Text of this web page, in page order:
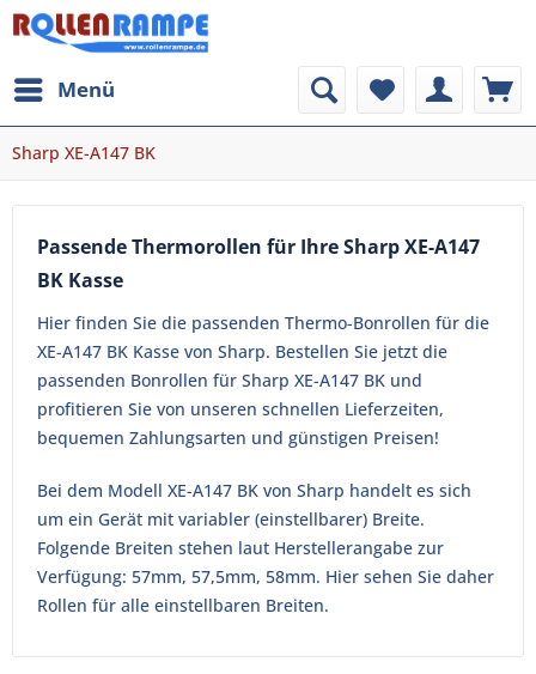
Menü
Sharp XE-A147 BK
Passende Thermorollen für Ihre Sharp XE-A147
BK Kasse
Hier finden Sie die passenden Thermo-Bonrollen für die
XE-A147 BK Kasse von Sharp. Bestellen Sie jetzt die
passenden Bonrollen für Sharp XE-A147 BK und
profitieren Sie von unseren schnellen Lieferzeiten,
bequemen Zahlungsarten und günstigen Preisen!
Bei dem Modell XE-A147 BK von Sharp handelt es sich
um ein Gerät mit variabler (einstellbarer) Breite.
Folgende Breiten stehen laut Herstellerangabe zur
Verfügung: 57mm, 57,5mm, 58mm. Hier sehen Sie daher
Rollen für alle einstellbaren Breiten.